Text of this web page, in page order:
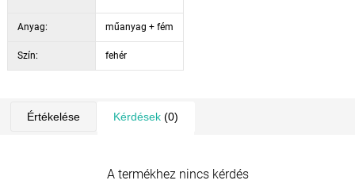
Anyag: műanyag + fém
Szín: fehér
Értékelése Kérdések(0)
A termékhez nincs kérdés